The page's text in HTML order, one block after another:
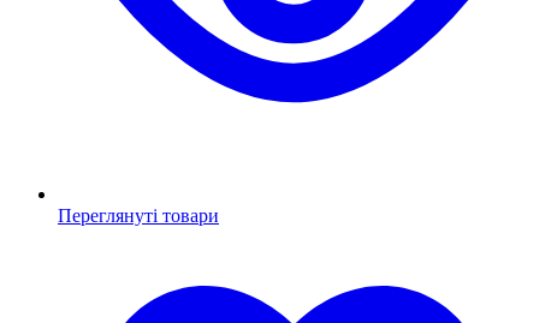
Переглянуті товари